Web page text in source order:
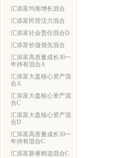
汇添富均衡增长混合
汇添富民营活力混合
汇添富社会责任混合D
汇添富价值领先混合
汇添富高质量成长30一
年持有混合A
汇添富大盘核心资产混
合A
汇添富大盘核心资产混
合C
汇添富大盘核心资产混
合D
汇添富高质量成长30一
年持有混合C
汇添富新睿精选混合C